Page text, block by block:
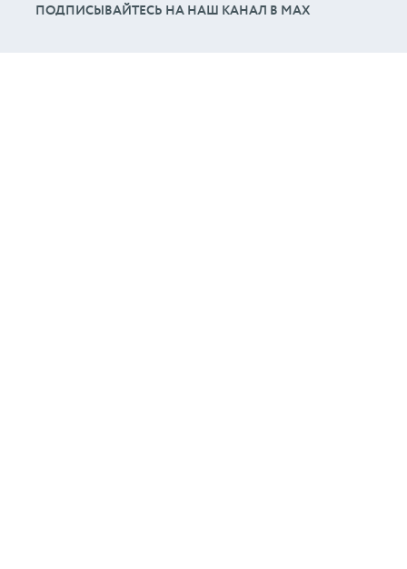
ПОДПИСЫВАЙТЕСЬ НА НАШ КАНАЛ В МАХ